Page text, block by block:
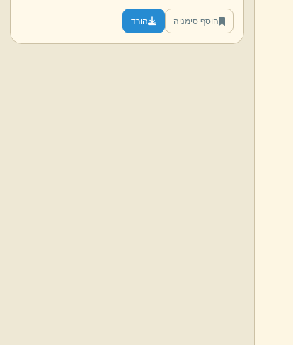
הוסף סימניה הורד